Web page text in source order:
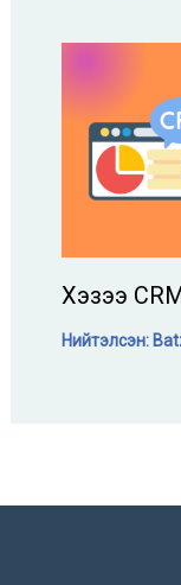
Хэзээ
Нийтэлсэн: